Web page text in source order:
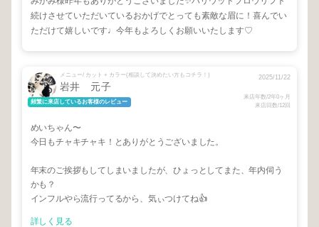
続けさせていただいているおかげでとっても素敵な眉に！喜んでい
ただけて嬉しいです♩今年もよろしくお願いいたします♡
メニュー/ カット + カラー(相談して決めたい方もコチラ！)
岩井 元子
頻繁に来店しているお客様のレビュー
2025/11/22
来店年数/2年0ヶ月
来店回数/12回
めいちゃん〜
今日もチャキチャキ！とありがとうございました。
年末のご挨拶もしてしまいましたが、ひょっとしてまた、年内伺う
かも？
インフルやら流行ってるから、気ぃつけてね👍
詳しく見る